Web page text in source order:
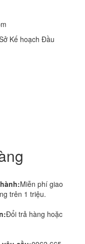
Kế hoạch Đầu
Miễn phí giao
trên 1 triệu.
Đổi trả hàng hoặc